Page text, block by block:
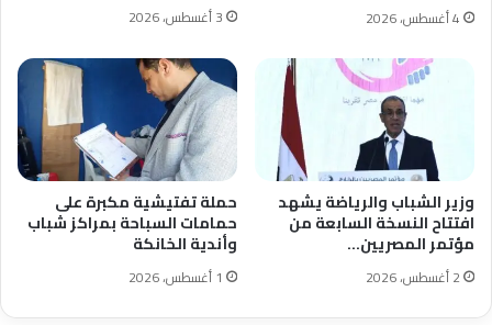
4 أغسطس، 2026 3 أغسطس، 2026
وزير الشباب والرياضة يشهد
افتتاح النسخة السابعة من
مؤتمر المصريين…
2 أغسطس، 2026
حملة تفتيشية مكبرة على
حمامات السباحة بمراكز شباب
وأندية الخانكة
1 أغسطس، 2026